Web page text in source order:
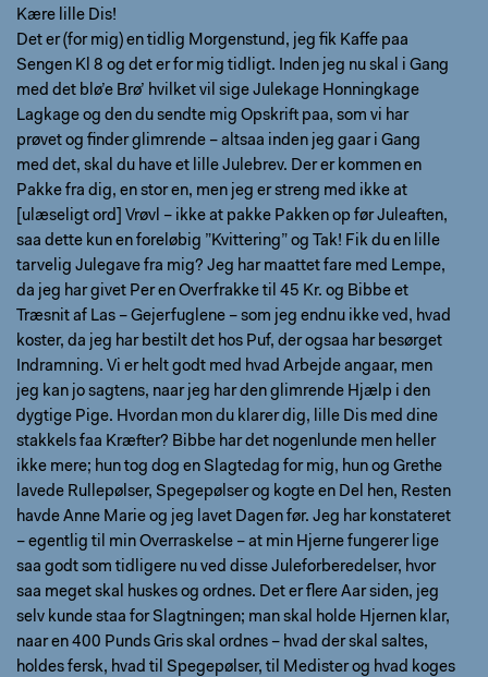
Kære lille Dis!
Det er (for mig) en tidlig Morgenstund, jeg fik Kaffe paa
Sengen Kl 8 og det er for mig tidligt. Inden jeg nu skal i Gang
med det blø’e Brø’ hvilket vil sige Julekage Honningkage
Lagkage og den du sendte mig Opskrift paa, som vi har
prøvet og finder glimrende – altsaa inden jeg gaar i Gang
med det, skal du have et lille Julebrev. Der er kommen en
Pakke fra dig, en stor en, men jeg er streng med ikke at
[ulæseligt ord] Vrøvl – ikke at pakke Pakken op før Juleaften,
saa dette kun en foreløbig ”Kvittering” og Tak! Fik du en lille
tarvelig Julegave fra mig? Jeg har maattet fare med Lempe,
da jeg har givet Per en Overfrakke til 45 Kr. og Bibbe et
Træsnit af Las – Gejerfuglene – som jeg endnu ikke ved, hvad
koster, da jeg har bestilt det hos Puf, der ogsaa har besørget
Indramning. Vi er helt godt med hvad Arbejde angaar, men
jeg kan jo sagtens, naar jeg har den glimrende Hjælp i den
dygtige Pige. Hvordan mon du klarer dig, lille Dis med dine
stakkels faa Kræfter? Bibbe har det nogenlunde men heller
ikke mere; hun tog dog en Slagtedag for mig, hun og Grethe
lavede Rullepølser, Spegepølser og kogte en Del hen, Resten
havde Anne Marie og jeg lavet Dagen før. Jeg har konstateret
– egentlig til min Overraskelse – at min Hjerne fungerer lige
saa godt som tidligere nu ved disse Juleforberedelser, hvor
saa meget skal huskes og ordnes. Det er flere Aar siden, jeg
selv kunde staa for Slagtningen; man skal holde Hjernen klar,
naar en 400 Punds Gris skal ordnes – hvad der skal saltes,
holdes fersk, hvad til Spegepølser, til Medister og hvad koges